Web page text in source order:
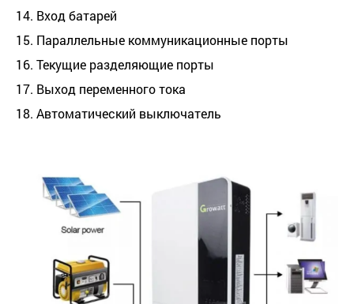
14. Вход батарей
15. Параллельные коммуникационные порты
16. Текущие разделяющие порты
17. Выход переменного тока
18. Автоматический выключатель